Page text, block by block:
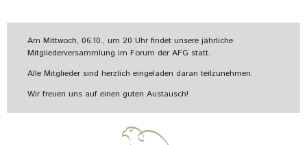
Am Mittwoch, 06.10., um 20 Uhr findet unsere jährliche
Mitgliederversammlung im Forum der AFG statt.
Alle Mitglieder sind herzlich eingeladen daran teilzunehmen.
Wir freuen uns auf einen guten Austausch!